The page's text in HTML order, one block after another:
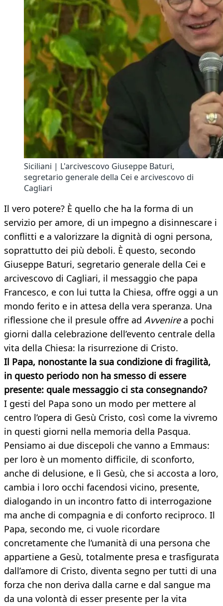
Siciliani | L'arcivescovo Giuseppe Baturi,
segretario generale della Cei e arcivescovo di
Cagliari
Il vero potere? È quello che ha la forma di un
servizio per amore, di un impegno a disinnescare i
conflitti e a valorizzare la dignità di ogni persona,
soprattutto dei più deboli. È questo, secondo
Giuseppe Baturi, segretario generale della Cei e
arcivescovo di Cagliari, il messaggio che papa
Francesco, e con lui tutta la Chiesa, offre oggi a un
mondo ferito e in attesa della vera speranza. Una
riflessione che il presule offre ad Avvenirea pochi
giorni dalla celebrazione dell’evento centrale della
vita della Chiesa: la risurrezione di Cristo.
Il Papa, nonostante la sua condizione di fragilità,
in questo periodo non ha smesso di essere
presente: quale messaggio ci sta consegnando?
I gesti del Papa sono un modo per mettere al
centro l’opera di Gesù Cristo, così come la vivremo
in questi giorni nella memoria della Pasqua.
Pensiamo ai due discepoli che vanno a Emmaus:
per loro è un momento difficile, di sconforto,
anche di delusione, e lì Gesù, che si accosta a loro,
cambia i loro occhi facendosi vicino, presente,
dialogando in un incontro fatto di interrogazione
ma anche di compagnia e di conforto reciproco. Il
Papa, secondo me, ci vuole ricordare
concretamente che l’umanità di una persona che
appartiene a Gesù, totalmente presa e trasfigurata
dall’amore di Cristo, diventa segno per tutti di una
forza che non deriva dalla carne e dal sangue ma
da una volontà di esser presente per la vita